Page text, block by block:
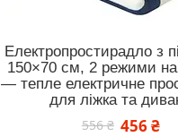
Електропростирадло з
150×70 см, 2 режими
— тепле електричне
для ліжка та
556 ₴ 456 ₴